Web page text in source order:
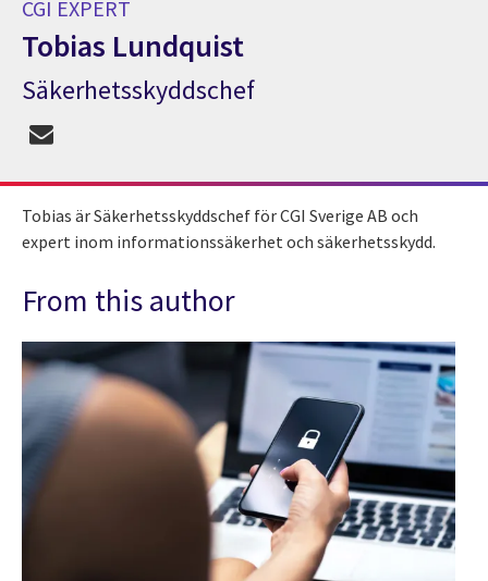
CGI EXPERT
Tobias Lundquist
CGI Expert Tobias Lundquist
Säkerhetsskyddschef
Tobias är Säkerhetsskyddschef för CGI Sverige AB och
expert inom informationssäkerhet och säkerhetsskydd.
From this author